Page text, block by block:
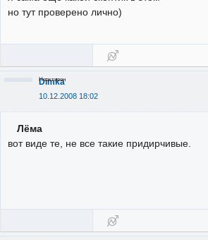
но тут проверено лично)
Dimka
10.12.2008 18:02
Неактивен
Лёма
вот виде те, не все такие придирчивые.